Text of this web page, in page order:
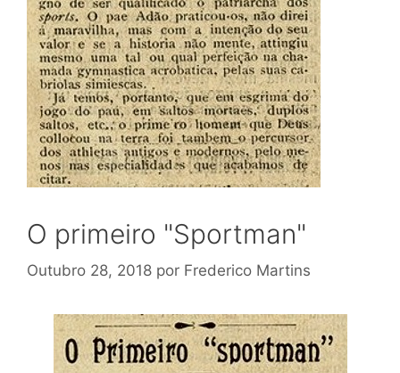
O primeiro "Sportman"
Outubro 28, 2018 por Frederico Martins